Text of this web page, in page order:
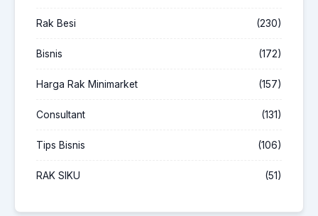
Rak Besi (230)
Bisnis (172)
Harga Rak Minimarket (157)
Consultant (131)
Tips Bisnis (106)
RAK SIKU (51)